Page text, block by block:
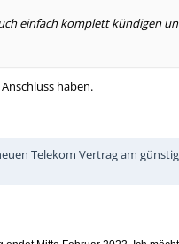
einfach komplett kündigen
haben.
Telekom Vertrag am